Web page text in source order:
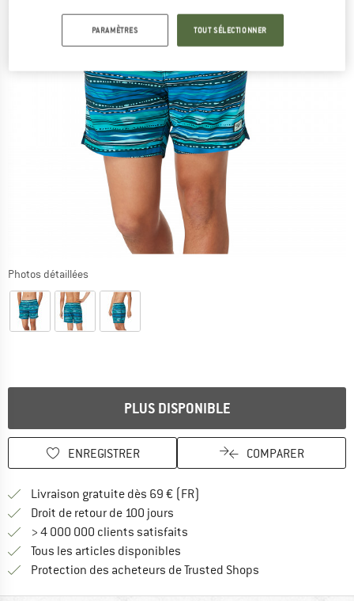
Photos détaillées
PLUS DISPONIBLE
ENREGISTRER COMPARER
Livraison gratuite dès 69 € (FR)
Droit de retour de 100 jours
> 4 000 000 clients satisfaits
Tous les articles disponibles
Protection des acheteurs de Trusted Shops
PARAMÈTRES TOUT SÉLECTIONNER